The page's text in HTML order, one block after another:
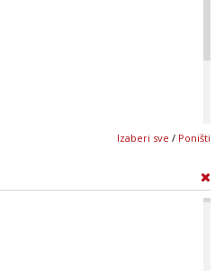
Izaberi sve / Poništi